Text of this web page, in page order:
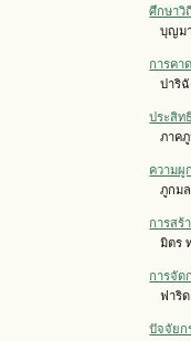
ศึกษาวิ
บุญม
การคา
ปาริ
ประสิท
ภาค
ความผู
ภูกม
การสร้
มิตร
การจัด
ฟาริด
ปัจจัยก